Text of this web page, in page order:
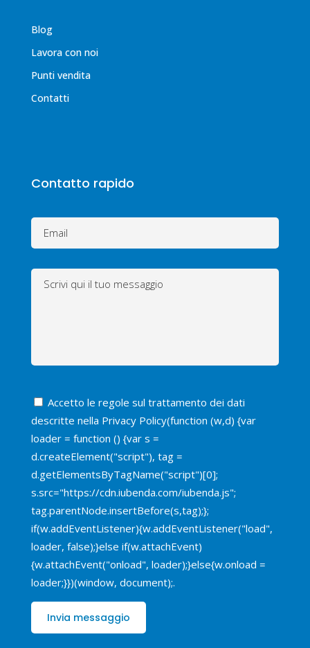
Blog
Lavora con noi
Punti vendita
Contatti
Contatto rapido
Accetto le regole sul trattamento dei dati
descritte nella Privacy Policy(function (w,d) {var
loader = function () {var s =
d.createElement("script"), tag =
d.getElementsByTagName("script")[0];
s.src="https://cdn.iubenda.com/iubenda.js";
tag.parentNode.insertBefore(s,tag);};
if(w.addEventListener){w.addEventListener("load",
loader, false);}else if(w.attachEvent)
{w.attachEvent("onload", loader);}else{w.onload =
loader;}})(window, document);.